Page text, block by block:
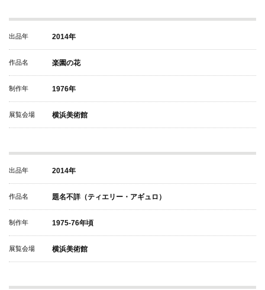
出品年 2014年
作品名 楽園の花
制作年 1976年
展覧会場 横浜美術館
出品年 2014年
作品名 題名不詳（ティエリー・アギュロ）
制作年 1975-76年頃
展覧会場 横浜美術館